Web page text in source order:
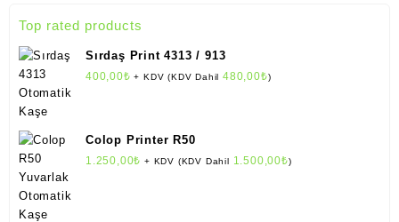
Top rated products
Sırdaş Print 4313 / 913
400,00₺ + KDV (KDV Dahil480,00₺)
Colop Printer R50
1.250,00₺ + KDV (KDV Dahil 1.500,00₺)